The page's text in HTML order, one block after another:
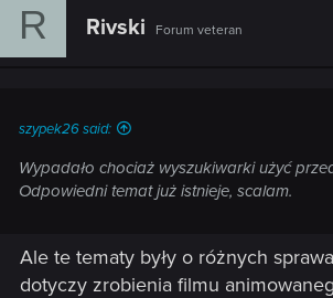
R Rivski Forum veteran
szypek26 said:
Wypadało chociaż wyszukiwarki użyć
Odpowiedni temat już istnieje, scalam.
Ale te tematy były o różnych
dotyczy zrobienia filmu